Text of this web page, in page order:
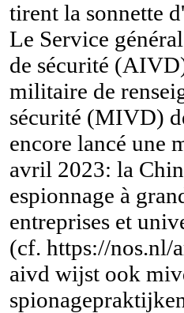
tirent la sonnette
Le Service
de sécurité
militaire de
sécurité (MIVD)
encore lancé une
avril 2023: la
espionnage à
entreprises et
(cf. https://nos.nl/
aivd wijst ook